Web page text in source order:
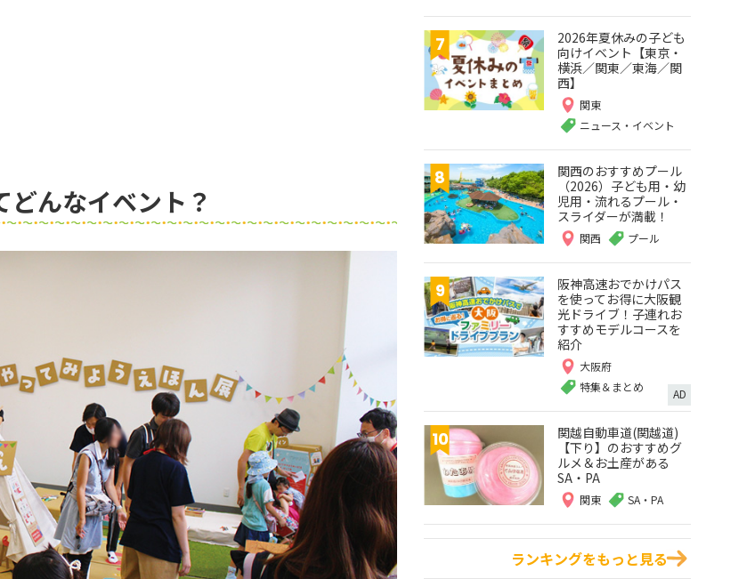
どんなイベント？
2026年夏休みの子ども
向けイベント【東京・
横浜／関東／東海／関
西】
関東
ニュース・イベント
関西のおすすめプール
（2026）子ども用・幼
児用・流れるプール・
スライダーが満載！
関西 プール
阪神高速おでかけパス
を使ってお得に大阪観
光ドライブ！子連れお
すすめモデルコースを
紹介
大阪府
特集＆まとめ
AD
関越自動車道(関越道)
【下り】のおすすめグ
ルメ＆お土産がある
SA・PA
関東 SA・PA
ランキングをもっと見る